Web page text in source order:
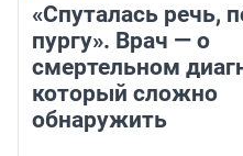
«Спуталась речь,
пургу». Врач — о
смертельном
который сложно
обнаружить